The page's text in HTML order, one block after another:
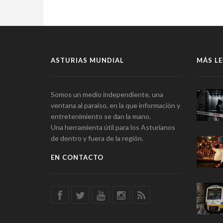
ASTURIAS MUNDIAL
Somos un medio independiente, una
ventana al paraíso, en la que información y
entretenimiento se dan la mano.
Una herramienta útil para los Asturianos
de dentro y fuera de la región.
EN CONTACTO
MÁS